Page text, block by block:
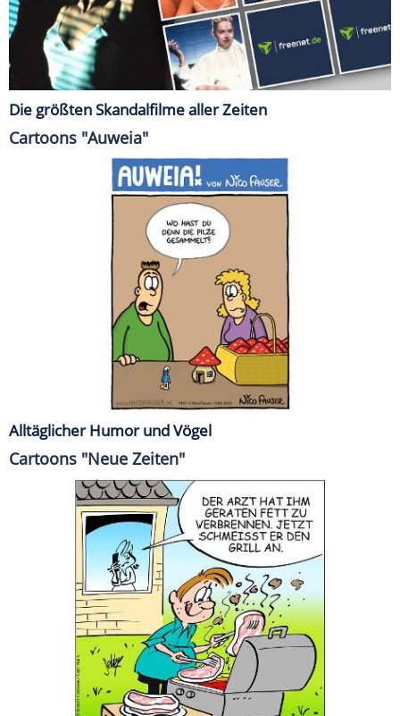
Die größten Skandalfilme aller Zeiten
Cartoons "Auweia"
Alltäglicher Humor und Vögel
Cartoons "Neue Zeiten"